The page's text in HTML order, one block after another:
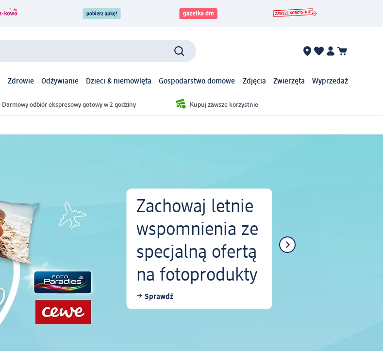
Zdrowie Odżywianie Dzieci & niemowlęta Gospodarstwo domowe Zdjęcia Zwierzęta Wyprzedaż
Darmowy odbiór ekspresowy gotowy w 2 godziny Kupuj zawsze korzystnie
Zachowaj letnie
wspomnienia ze
specjalną ofertą
na fotoprodukty
Sprawdź